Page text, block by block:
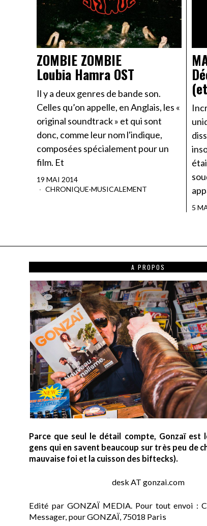
ZOMBIE ZOMBIE
Loubia Hamra OST
Il y a deux genres de bande son.
Celles qu’on appelle, en Anglais, les «
original soundtrack » et qui sont
donc, comme leur nom l'indique,
composées spécialement pour un
film. Et
19 MAI 2014
CHRONIQUE·MUSICALEMENT
5
A PROPOS
Parce que seul le détail compte, Gonzaï est
gens qui en savent beaucoup sur très peu de
mauvaise foi et la cuisson des biftecks).
desk AT gonzai.com
Edité par GONZAÏ MEDIA. Pour tout envoi :
Messager, pour GONZAÏ, 75018 Paris